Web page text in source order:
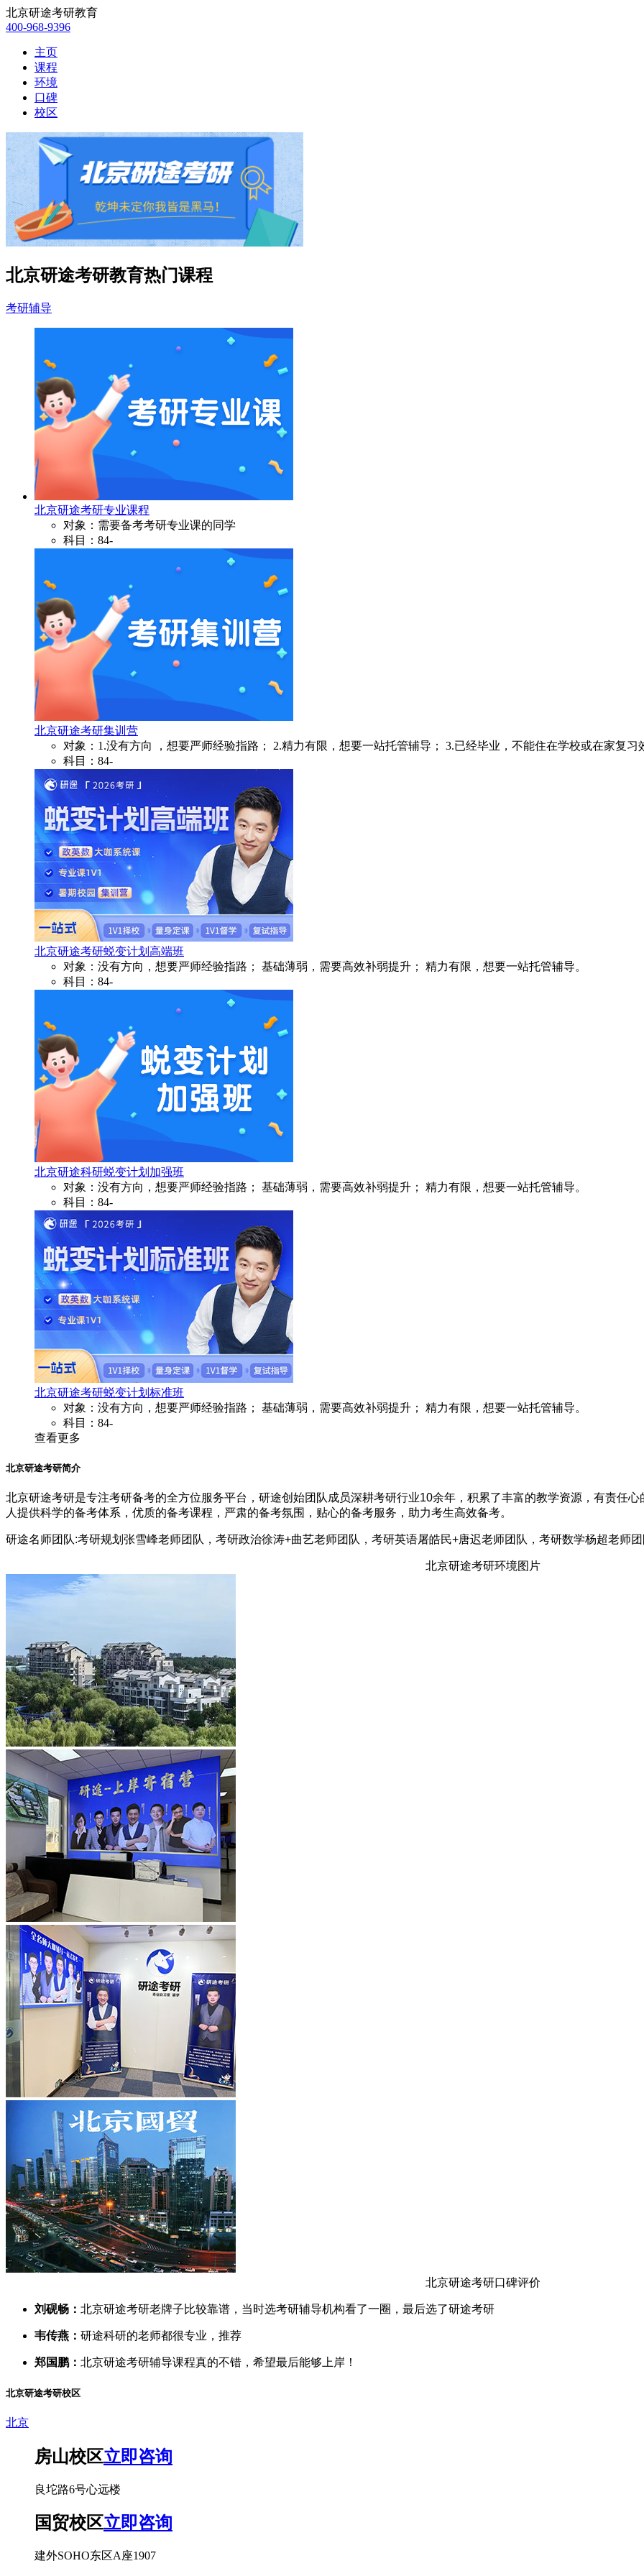
北京研途考研教育
400-968-9396
主页
课程
环境
口碑
校区
北京研途考研教育热门课程
考研辅导
北京研途考研专业课程
对象：需要备考考研专业课的同学
科目：84-
北京研途考研集训营
对象：1.没有方向 ，想要严师经验指路； 2.精力有限，想要一站托管辅导； 3.已经毕业，不能住在学校或在家复习
科目：84-
北京研途考研蜕变计划高端班
对象：没有方向，想要严师经验指路； 基础薄弱，需要高效补弱提升； 精力有限，想要一站托管辅导。
科目：84-
北京研途科研蜕变计划加强班
对象：没有方向，想要严师经验指路； 基础薄弱，需要高效补弱提升； 精力有限，想要一站托管辅导。
科目：84-
北京研途考研蜕变计划标准班
对象：没有方向，想要严师经验指路； 基础薄弱，需要高效补弱提升； 精力有限，想要一站托管辅导。
科目：84-
查看更多
北京研途考研简介
北京研途考研是专注考研备考的全方位服务平台，研途创始团队成员深耕考研行业10余年，积累了丰富的教学资源，有责任
人提供科学的备考体系，优质的备考课程，严肃的备考氛围，贴心的备考服务，助力考生高效备考。
研途名师团队:考研规划张雪峰老师团队，考研政治徐涛+曲艺老师团队，考研英语屠皓民+唐迟老师团队，考研数学杨超老师
北京研途考研环境图片
北京研途考研口碑评价
刘砚畅： 北京研途考研老牌子比较靠谱，当时选考研辅导机构看了一圈，最后选了研途考研
韦传燕： 研途科研的老师都很专业，推荐
郑国鹏： 北京研途考研辅导课程真的不错，希望最后能够上岸！
北京研途考研校区
北京
房山校区立即咨询
良坨路6号心远楼
国贸校区立即咨询
建外SOHO东区A座1907